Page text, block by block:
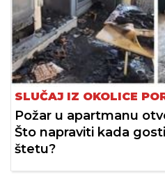
SLUČAJ IZ OKOLICE
Požar u apartmanu
Što napraviti kada
štetu?